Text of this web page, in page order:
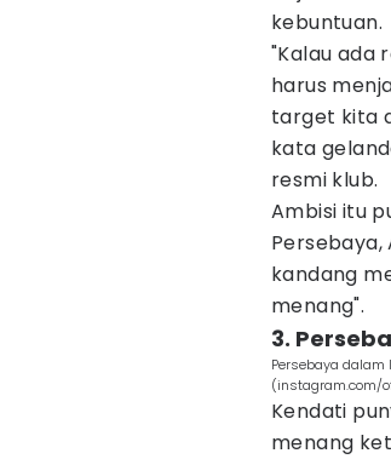
kebuntuan.
"Kalau ada
harus
target kita
kata
resmi klub.
Ambisi itu
kandang
menang".
3.
Persebaya dalam
(instagram.com/
Kendati
menang